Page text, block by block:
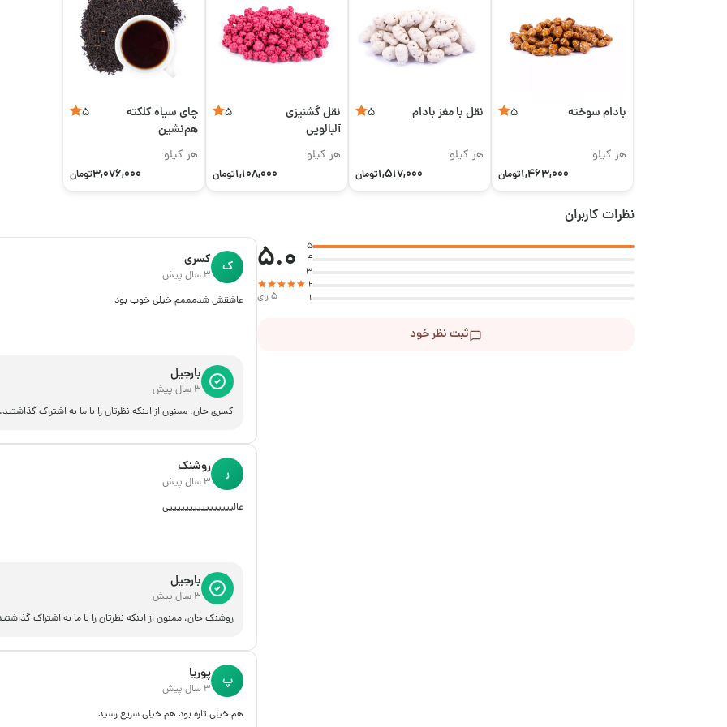
بادام سوخته 5
هر کیلو
1,463,000تومان
نقل با مغز بادام 5
هر کیلو
1,517,000تومان
نقل گشنیزی
آلبالویی
5
هر کیلو
1,108,000تومان
چای سیاه کلکته
هم‌نشین
5
هر کیلو
3,076,000تومان
نظرات کاربران
5
4
3
2
1
5.0
5 رای
ثبت نظر خود
کسری
3 سال پیش ک
عاشقش شدمممم خیلی خوب بود
بارجیل
3 سال پیش
کسری جان، ممنون از اینکه نظرتان را با ما به اشتراک گذاشتید.
روشنک
3 سال پیش ر
عالییییییییییییییییی
بارجیل
3 سال پیش
روشنک جان، ممنون از اینکه نظرتان را با ما به اشتراک
پوریا
3 سال پیش پ
هم خیلی تازه بود هم خیلی سریع رسید